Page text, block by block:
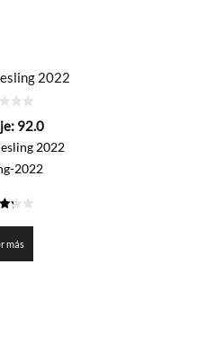
2022
92.0
2022
2022
más